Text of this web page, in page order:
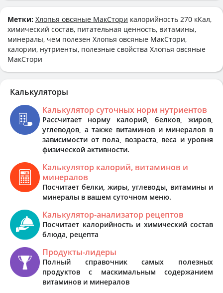
Метки: Хлопья овсяные МакСтори калорийность 270 кКал,
химический состав, питательная ценность, витамины,
минералы, чем полезен Хлопья овсяные МакСтори,
калории, нутриенты, полезные свойства Хлопья овсяные
МакСтори
Калькуляторы
Калькулятор суточных норм нутриентов
Рассчитает норму калорий, белков, жиров,
углеводов, а также витаминов и минералов в
зависимости от пола, возраста, веса и уровня
физической активности.
Калькулятор калорий, витаминов и
минералов
Посчитает белки, жиры, углеводы, витамины и
минералы в вашем суточном меню.
Калькулятор-анализатор рецептов
Посчитает калорийность и химический состав
блюда, рецепта
Продукты-лидеры
Полный справочник самых полезных
продуктов с маскимальным содержанием
витаминов и минералов